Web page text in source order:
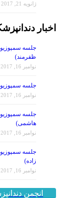
ژانویه 21, 2017
اخبار
جلسه
ظفرمند)
نوامبر 16, 2017
جلسه
نوامبر 16, 2017
جلسه
هاشمی)
نوامبر 16, 2017
جلسه
زاده)
نوامبر 16, 2017
انجمن